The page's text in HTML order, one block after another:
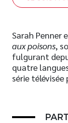
Famille
Témoignages
Vie pratique
Finances
Livres audio
Sarah Penner
aux poisons,
fulgurant
quatre
série télévisée